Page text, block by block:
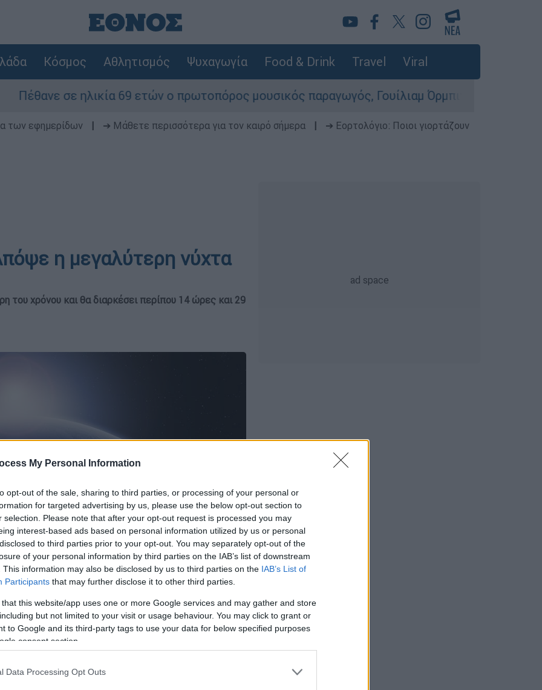
My Personal Information
opt-out of the sale, sharing to third parties, or processing of your personal or
for targeted advertising by us, please use the below opt-out section to
selection. Please note that after your opt-out request is processed you may
interest-based ads based on personal information utilized by us or personal
to third parties prior to your opt-out. You may separately opt-out of the
of your personal information by third parties on the IAB’s list of downstream
This information may also be disclosed by us to third parties on the IAB’s List of
Participants that may further disclose it to other third parties.
that this website/app uses one or more Google services and may gather and store
but not limited to your visit or usage behaviour. You may click to grant or
to Google and its third-party tags to use your data for below specified purposes
consent section.
Data Processing Opt Outs
Κόσμος Αθλητισμός Ψυχαγωγία Food & Drink Travel Viral
σε ηλικία 69 ετών ο πρωτοπόρος μουσικός παραγωγός, Γουίλιαμ Όρμπιτ - Η καθοριστική
των εφημερίδων ➔ Μάθετε περισσότερα για τον καιρό σήμερα
➔ Εορτολόγιο: Ποιοι γιορτάζουν
η μεγαλύτερη νύχτα
του χρόνου και θα διαρκέσει περίπου 14 ώρες και 29
το ΕΘΝΟΣ στη Google
, στις06:19 ώρα Ελλάδας